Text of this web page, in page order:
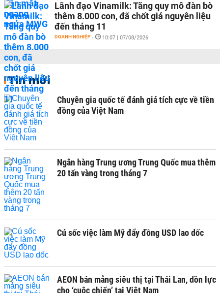
Lãnh đạo Vinamilk: Tăng quy mô đàn bò
thêm 8.000 con, đã chốt giá nguyên liệu
đến tháng 11
DOANH NGHIỆP - 10:07 | 07/08/2026
Tin mới
Chuyên gia quốc tế đánh giá tích cực về tiền
đồng của Việt Nam
Ngân hàng Trung ương Trung Quốc mua thêm
20 tấn vàng trong tháng 7
Cú sốc việc làm Mỹ đẩy đồng USD lao dốc
AEON bán mảng siêu thị tại Thái Lan, dồn lực
cho ‘cuộc chiến’ tại Việt Nam